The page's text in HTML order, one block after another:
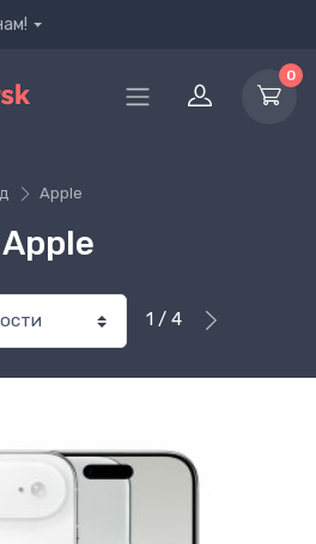
0
Apple
Apple
1 / 4